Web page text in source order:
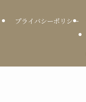
プライバシーポリシー